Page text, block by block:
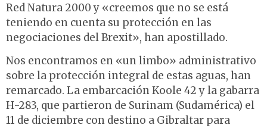
Red Natura 2000 y «creemos que no se está
teniendo en cuenta su protección en las
negociaciones del Brexit», han apostillado.
Nos encontramos en «un limbo» administrativo
sobre la protección integral de estas aguas, han
remarcado. La embarcación Koole 42 y la gabarra
H-283, que partieron de Surinam (Sudamérica) el
11 de diciembre con destino a Gibraltar para